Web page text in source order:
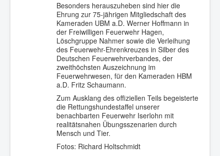
Besonders herauszuheben sind hier die
Ehrung zur 75-jährigen Mitgliedschaft des
Kameraden UBM a.D. Werner Hoffmann in
der Freiwilligen Feuerwehr Hagen,
Löschgruppe Nahmer sowie die Verleihung
des Feuerwehr-Ehrenkreuzes in Silber des
Deutschen Feuerwehrverbandes, der
zweithöchsten Auszeichnung im
Feuerwehrwesen, für den Kameraden HBM
a.D. Fritz Schaumann.
Zum Ausklang des offiziellen Teils begeisterte
die Rettungshundestaffel unserer
benachbarten Feuerwehr Iserlohn mit
realitätsnahen Übungsszenarien durch
Mensch und Tier.
Fotos: Richard Holtschmidt